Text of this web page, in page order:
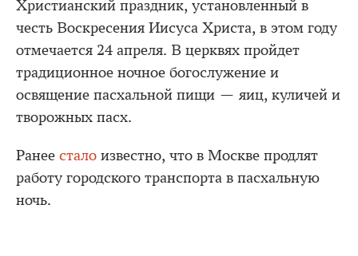
Христианский праздник, установленный в
честь Воскресения Иисуса Христа, в этом году
отмечается 24 апреля. В церквях пройдет
традиционное ночное богослужение и
освящение пасхальной пищи — яиц, куличей и
творожных пасх.
Ранее стало известно, что в Москве продлят
работу городского транспорта в пасхальную
ночь.